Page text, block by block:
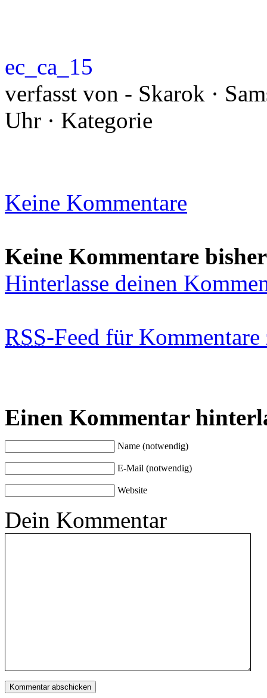
ec_ca_15
verfasst von - Skarok ·
Uhr · Kategorie
Keine Kommentare
Keine Kommentare bisher
Hinterlasse deinen
RSS-Feed für
Einen Kommentar
Name (notwendig)
E-Mail (notwendig)
Website
Dein Kommentar